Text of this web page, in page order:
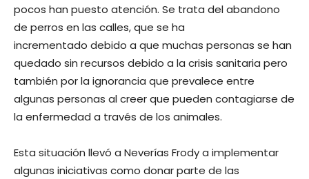
pocos han puesto atención. Se trata del abandono
de perros en las calles, que se ha
incrementado debido a que muchas personas se han
quedado sin recursos debido a la crisis sanitaria pero
también por la ignorancia que prevalece entre
algunas personas al creer que pueden contagiarse de
la enfermedad a través de los animales.
Esta situación llevó a Neverías Frody a implementar
algunas iniciativas como donar parte de las